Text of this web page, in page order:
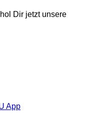
Dir jetzt unsere
App